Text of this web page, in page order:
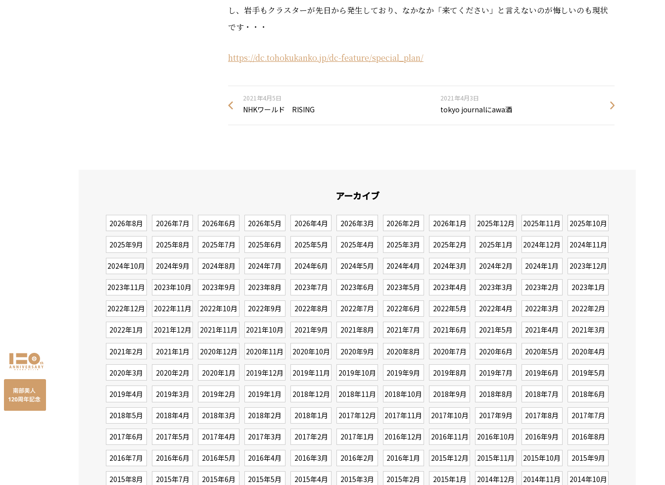
し、岩手もクラスターが先日から発生しており、なかなか「来てください」と言えないのが悔しいのも現状
です・・・
https://dc.tohokukanko.jp/dc-feature/special_plan/
2021年4月5日
NHKワールド RISING
2021年4月3日
tokyo journalにawa酒
アーカイブ
2026年8月 2026年7月 2026年6月 2026年5月 2026年4月 2026年3月 2026年2月 2026年1月 2025年12月 2025年11月 2025年10月
2025年9月 2025年8月 2025年7月 2025年6月 2025年5月 2025年4月 2025年3月 2025年2月 2025年1月 2024年12月 2024年11月
2024年10月 2024年9月 2024年8月 2024年7月 2024年6月 2024年5月 2024年4月 2024年3月 2024年2月 2024年1月 2023年12月
2023年11月 2023年10月 2023年9月 2023年8月 2023年7月 2023年6月 2023年5月 2023年4月 2023年3月 2023年2月 2023年1月
2022年12月 2022年11月 2022年10月 2022年9月 2022年8月 2022年7月 2022年6月 2022年5月 2022年4月 2022年3月 2022年2月
2022年1月 2021年12月 2021年11月 2021年10月 2021年9月 2021年8月 2021年7月 2021年6月 2021年5月 2021年4月 2021年3月
2021年2月 2021年1月 2020年12月 2020年11月 2020年10月 2020年9月 2020年8月 2020年7月 2020年6月 2020年5月 2020年4月
2020年3月 2020年2月 2020年1月 2019年12月 2019年11月 2019年10月 2019年9月 2019年8月 2019年7月 2019年6月 2019年5月
2019年4月 2019年3月 2019年2月 2019年1月 2018年12月 2018年11月 2018年10月 2018年9月 2018年8月 2018年7月 2018年6月
2018年5月 2018年4月 2018年3月 2018年2月 2018年1月 2017年12月 2017年11月 2017年10月 2017年9月 2017年8月 2017年7月
2017年6月 2017年5月 2017年4月 2017年3月 2017年2月 2017年1月 2016年12月 2016年11月 2016年10月 2016年9月 2016年8月
2016年7月 2016年6月 2016年5月 2016年4月 2016年3月 2016年2月 2016年1月 2015年12月 2015年11月 2015年10月 2015年9月
2015年8月 2015年7月 2015年6月 2015年5月 2015年4月 2015年3月 2015年2月 2015年1月 2014年12月 2014年11月 2014年10月